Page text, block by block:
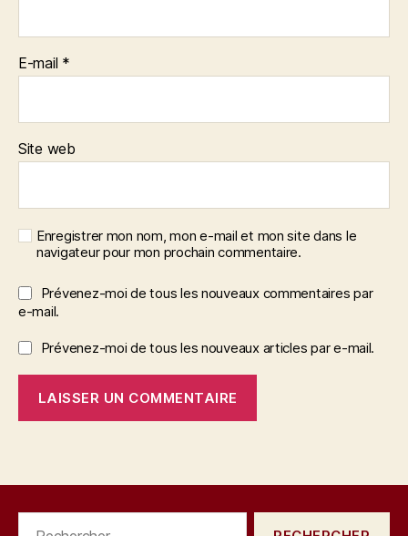
E-mail *
Site web
Enregistrer mon nom, mon e-mail et mon site dans le
navigateur pour mon prochain commentaire.
Prévenez-moi de tous les nouveaux commentaires par
e-mail.
Prévenez-moi de tous les nouveaux articles par e-mail.